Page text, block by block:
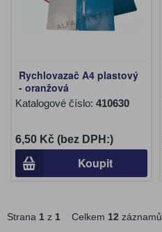
Rychlovazač A4 plastový
- oranžová
Katalogové číslo: 410630
6,50 Kč (bez DPH:)
Koupit
Strana 1 z 1 Celkem 12 záznamů